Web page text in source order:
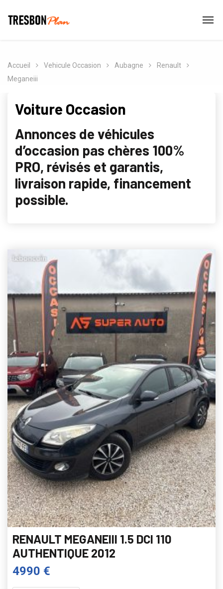
Accueil Vehicule Occasion Aubagne
Renault
Meganeiii
Voiture Occasion
Annonces de véhicules
d’occasion pas chères 100%
PRO, révisés et garantis,
livraison rapide, financement
possible.
RENAULT MEGANEIII 1.5 DCI 110
AUTHENTIQUE 2012
4990 €